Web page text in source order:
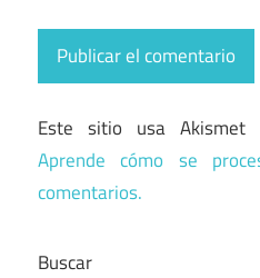
Este sitio usa Akismet
Aprende cómo se
comentarios.
Buscar